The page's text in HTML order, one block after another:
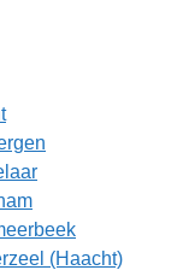
(Haacht)